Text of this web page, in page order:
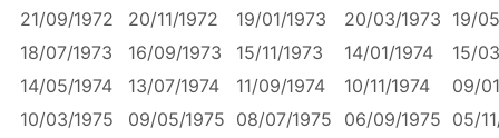
21/09/1972
20/11/1972 19/01/1973 20/03/1973 19/
18/07/1973
16/09/1973 15/11/1973 14/01/1974
15/
14/05/1974
13/07/1974 11/09/1974 10/11/1974
09/
10/03/1975
09/05/1975 08/07/1975 06/09/1975 05/